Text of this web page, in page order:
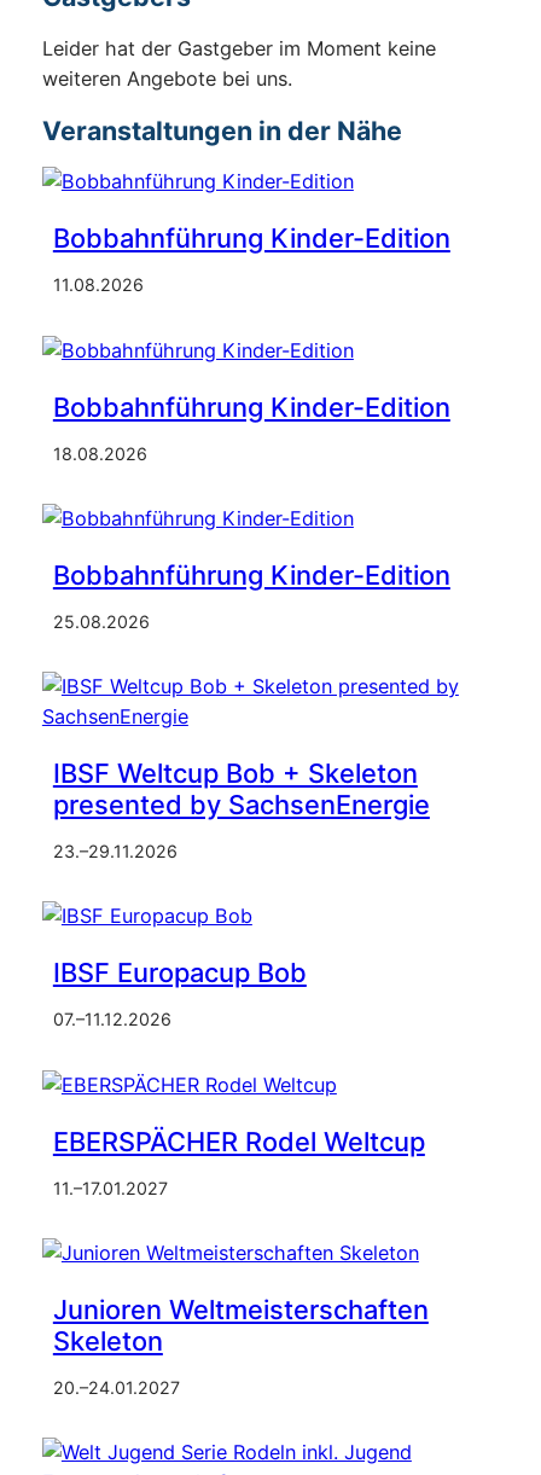
Leider hat der Gastgeber im Moment keine
weiteren Angebote bei uns.
Veranstaltungen in der Nähe
Bobbahnführung Kinder-Edition
11.08.2026
Bobbahnführung Kinder-Edition
18.08.2026
Bobbahnführung Kinder-Edition
25.08.2026
IBSF Weltcup Bob + Skeleton
presented by SachsenEnergie
23.–29.11.2026
IBSF Europacup Bob
07.–11.12.2026
EBERSPÄCHER Rodel Weltcup
11.–17.01.2027
Junioren Weltmeisterschaften
Skeleton
20.–24.01.2027